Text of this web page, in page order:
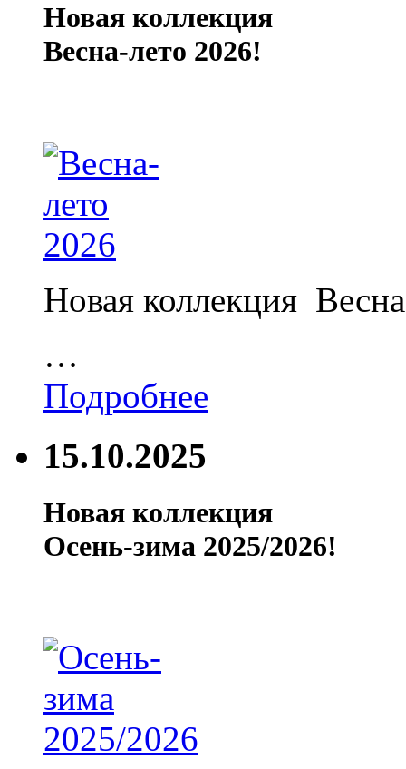
Новая коллекция
Весна-лето 2026!
Новая коллекция
…
Подробнее
15.10.2025
Новая коллекция
Осень-зима 2025/2026!